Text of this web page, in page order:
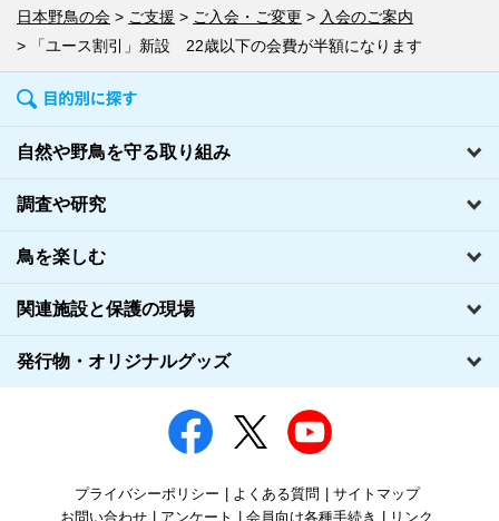
日本野鳥の会 ご支援 ご入会・ご変更
入会のご案内
「ユース割引」新設 22歳以下の会費が半額になります
自然や野鳥を守る取り組み
調査や研究
鳥を楽しむ
関連施設と保護の現場
発行物・オリジナルグッズ
プライバシーポリシー よくある質問
サイトマップ
お問い合わせ
アンケート 会員向け各種手続き リンク